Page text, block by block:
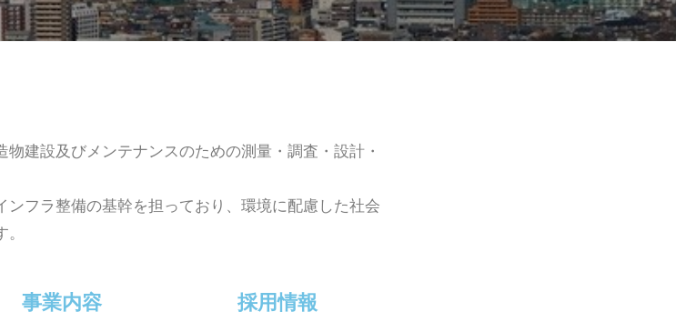
建設及びメンテナンスのための測量・調査・設計・
フラ整備の基幹を担っており、環境に配慮した社会
事業内容 採用情報